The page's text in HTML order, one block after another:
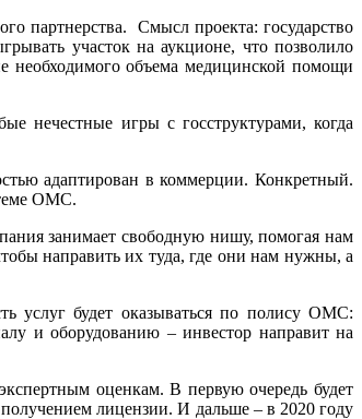
партнерства. Смысл проекта: государство
участок на аукционе, что позволило
необходимого объема медицинской помощи
нечестные игры с госструктурами, когда
адаптирован в коммерции. Конкретный.
ОМС.
занимает свободную нишу, помогая нам
направить их туда, где они нам нужны, а
услуг будет оказываться по полису ОМС:
и оборудованию – инвестор направит на
оценкам. В первую очередь будет
лицензии. И дальше – в 2020 году